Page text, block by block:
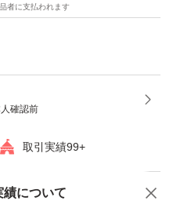
者に支払われます
確認前
取引実績99+
績について商品への質問